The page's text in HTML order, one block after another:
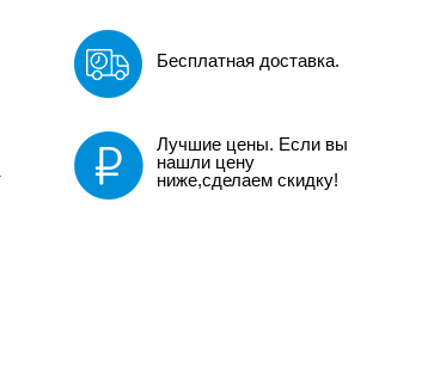
Бесплатная доставка.
Лучшие цены. Если вы
нашли цену
ниже,сделаем скидку!